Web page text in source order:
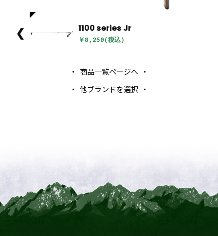
❮ 1100 series Jr
￥8,250(税込)
商品一覧ページへ
他ブランドを選択